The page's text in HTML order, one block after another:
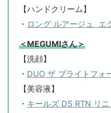
【ハンドクリーム】
・ ロング ルアージュ エ
＜MEGUMIさん＞
【洗顔】
・ DUO ザ ブライトフォ
【美容液】
・ キールズ DS RTN リ